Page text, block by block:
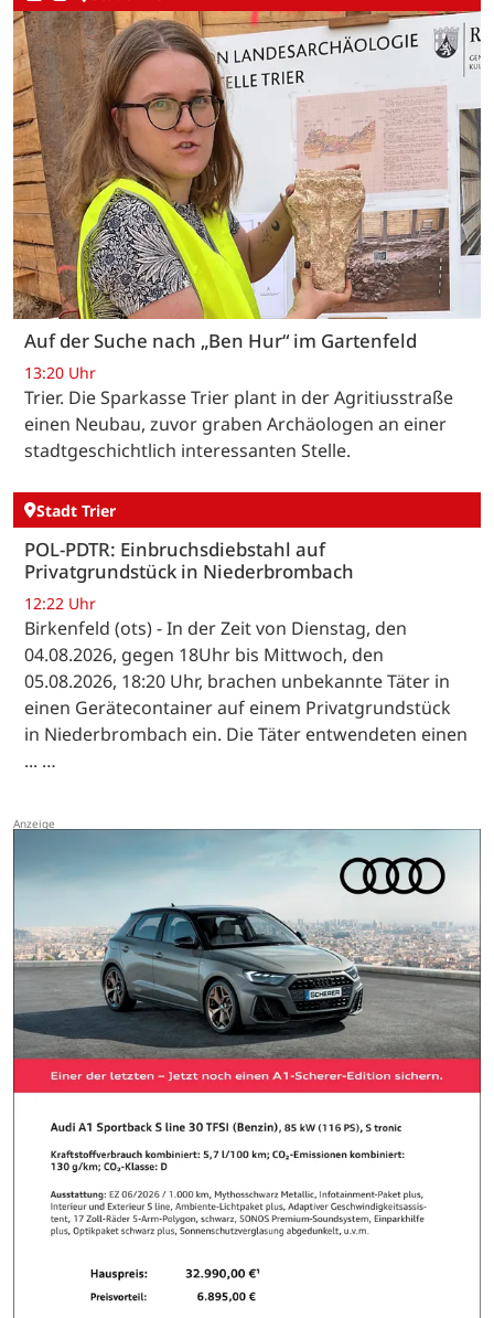
Auf der Suche nach „Ben Hur“ im Gartenfeld
13:20 Uhr
Trier. Die Sparkasse Trier plant in der Agritiusstraße
einen Neubau, zuvor graben Archäologen an einer
stadtgeschichtlich interessanten Stelle.
Stadt Trier
POL-PDTR: Einbruchsdiebstahl auf
Privatgrundstück in Niederbrombach
12:22 Uhr
Birkenfeld (ots) - In der Zeit von Dienstag, den
04.08.2026, gegen 18Uhr bis Mittwoch, den
05.08.2026, 18:20 Uhr, brachen unbekannte Täter in
einen Gerätecontainer auf einem Privatgrundstück
in Niederbrombach ein. Die Täter entwendeten einen
... …